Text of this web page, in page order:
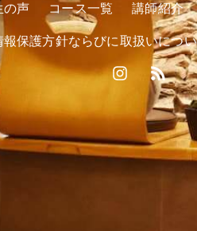
の声 コース一覧 講師紹介
報保護方針ならびに取扱いにつ
I
n
t
g
r
a
R
s
s